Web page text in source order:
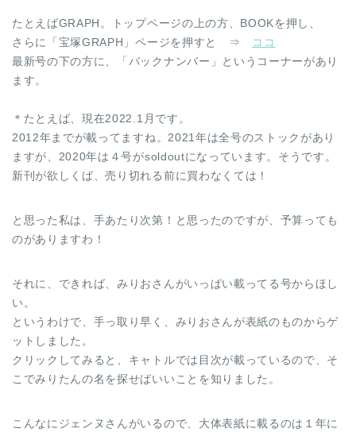
たとえばGRAPH。トップページの上の方、BOOKを押し、
さらに「宝塚GRAPH」ページを押すと ⇒
ココ
最新号の下の方に、「バックナンバー」というコーナーがあり
ます。
＊たとえば、現在2022.1月です。
2012年までが載ってますね。2021年は全号のストックがあり
ますが、2020年は４号がsoldoutになっています。そうです。
新刊が欲しくば、売り切れる前に買わなくては！
と思った私は、手あたり次第！と思ったのですが、予算っても
のがありますわ！
それに、できれば、みりおさんがいっぱい載ってる号からほし
い。
というわけで、手っ取り早く、みりおさんが表紙のものからゲ
ットしました。
クリックしてみると、キャトルでは目次が載っているので、そ
こでみりたんの名を探せばいいことを知りました。
こんなにジェンヌさんがいるので、大体表紙に載るのは１年に